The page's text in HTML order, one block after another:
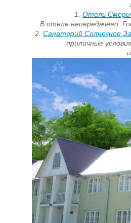
1. Отель
В отеле непередачено.
2. Санаторий Солнечное
приличные